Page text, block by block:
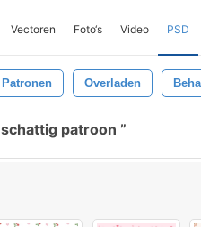
Vectoren Foto‘s Video PSD
Patronen Overladen
schattig patroon